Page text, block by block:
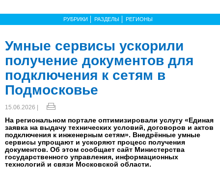
РУБРИКИ РАЗДЕЛЫ РЕГИОНЫ
Умные сервисы ускорили
получение документов для
подключения к сетям в
Подмосковье
15.06.2026 |
На региональном портале оптимизировали услугу «Единая
заявка на выдачу технических условий, договоров и актов
подключения к инженерным сетям». Внедрённые умные
сервисы упрощают и ускоряют процесс получения
документов. Об этом сообщает сайт Министерства
государственного управления, информационных
технологий и связи Московской области.